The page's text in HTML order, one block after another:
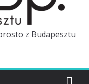
z Budapesztu